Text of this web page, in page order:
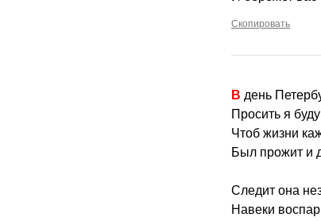
Скопировать
В день
Просить я
Чтоб жизни
Был прожит и
Следит она
Навеки